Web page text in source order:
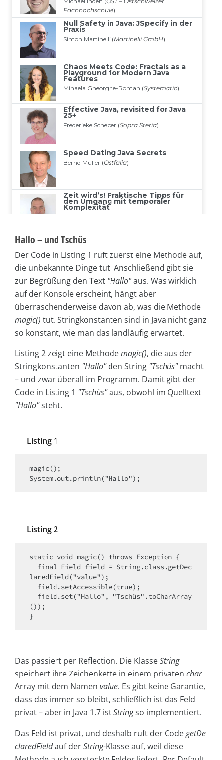
Hallo – und Tschüs
Der Code in Listing 1 ruft zuerst eine Methode auf,
die unbekannte Dinge tut. Anschließend gibt sie
zur Begrüßung den Text "Hallo"aus. Was wirklich
auf der Konsole erscheint, hängt aber
überraschenderweise davon ab, was die Methode
magic() tut. Stringkonstanten sind in Java nicht ganz
so konstant, wie man das landläufig erwartet.
Listing 2 zeigt eine Methodemagic(), die aus der
Stringkonstanten "Hallo"den String "Tschüs"macht
– und zwar überall im Programm. Damit gibt der
Code in Listing 1 "Tschüs"aus, obwohl im Quelltext
"Hallo"steht.
Listing 1
magic();
System.out.println("Hallo");
Listing 2
static void magic() throws Exception {
laredField("value");
());
}
Das passiert per Reflection. Die KlasseString
speichert ihre Zeichenkette in einem privaten char
Array mit dem Namen value. Es gibt keine Garantie,
dass das immer so bleibt, schließlich ist das Feld
privat – aber in Java 1.7 istStringso implementiert.
Das Feld ist privat, und deshalb ruft der CodegetDe
claredFieldauf derString-Klasse auf, weil diese